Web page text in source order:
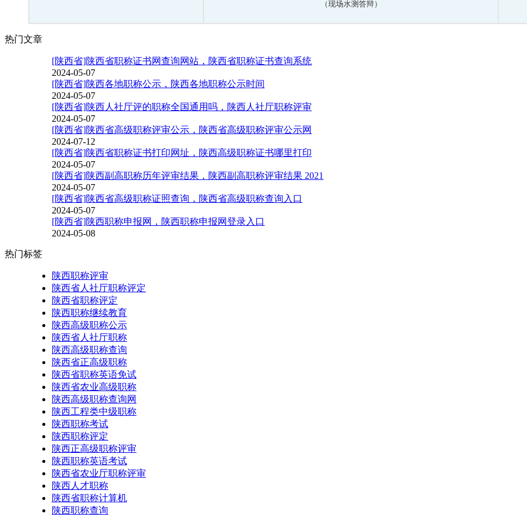
（现场水测答辩）
热门文章
[陕西省]陕西省职称证书网查询网站，陕西省职称证书查询系统
2024-05-07
[陕西省]陕西各地职称公示，陕西各地职称公示时间
2024-05-07
[陕西省]陕西人社厅评的职称全国通用吗，陕西人社厅职称评审
2024-05-07
[陕西省]陕西省高级职称评审公示，陕西省高级职称评审公示网
2024-07-12
[陕西省]陕西省职称证书打印网址，陕西高级职称证书哪里打印
2024-05-07
[陕西省]陕西副高职称历年评审结果，陕西副高职称评审结果 2021
2024-05-07
[陕西省]陕西省高级职称证照查询，陕西省高级职称查询入口
2024-05-07
[陕西省]陕西职称申报网，陕西职称申报网登录入口
2024-05-08
热门标签
陕西职称评审
陕西省人社厅职称评定
陕西省职称评定
陕西职称继续教育
陕西高级职称公示
陕西省人社厅职称
陕西高级职称查询
陕西省正高级职称
陕西省职称英语免试
陕西省农业高级职称
陕西高级职称查询网
陕西工程类中级职称
陕西职称考试
陕西职称评定
陕西正高级职称评审
陕西职称英语考试
陕西省农业厅职称评审
陕西人才职称
陕西省职称计算机
陕西职称查询